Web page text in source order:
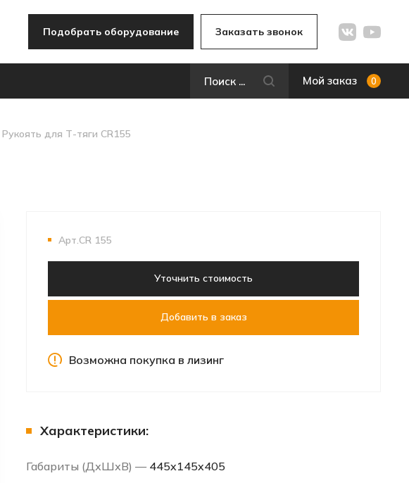
Подобрать оборудование Заказать звонок
Мой заказ 0
Рукоять для Т-тяги CR155
Арт.CR 155
Уточнить стоимость
Добавить в заказ
Возможна покупка в лизинг
Характеристики:
Габариты (ДхШхВ) — 445x145x405